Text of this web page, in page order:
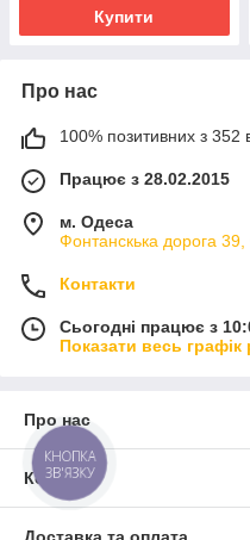
Купити
Про нас
100% позитивних з 352
Працює з 28.02.2015
м. Одеса
Фонтанскька дорога
Контакти
Сьогодні працює з
Показати весь графік
Про нас
Контакти
КНОПКА
ЗВ'ЯЗКУ